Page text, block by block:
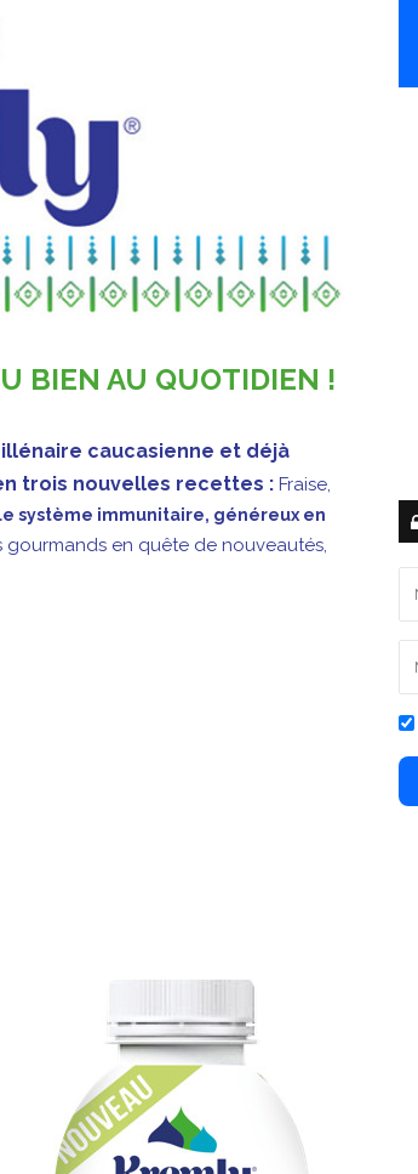
BIEN AU QUOTIDIEN !
caucasienne et déjà
trois nouvelles recettes : Fraise,
système immunitaire, généreux en
en quête de nouveautés,